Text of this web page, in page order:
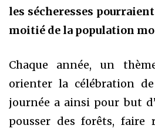
les sécheresses
moitié de la population
Chaque année, un
orienter la célébration
journée a ainsi pour but
pousser des forêts, faire